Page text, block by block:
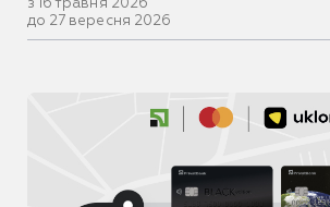
з 16 травня 2026
до 27 вересня 2026